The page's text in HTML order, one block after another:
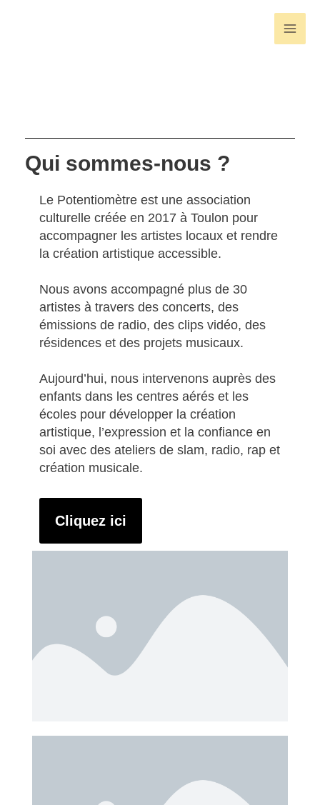
Qui sommes-nous ?
Le Potentiomètre est une association
culturelle créée en 2017 à Toulon pour
accompagner les artistes locaux et rendre
la création artistique accessible.
Nous avons accompagné plus de 30
artistes à travers des concerts, des
émissions de radio, des clips vidéo, des
résidences et des projets musicaux.
Aujourd’hui, nous intervenons auprès des
enfants dans les centres aérés et les
écoles pour développer la création
artistique, l’expression et la confiance en
soi avec des ateliers de slam, radio, rap et
création musicale.
Cliquez ici